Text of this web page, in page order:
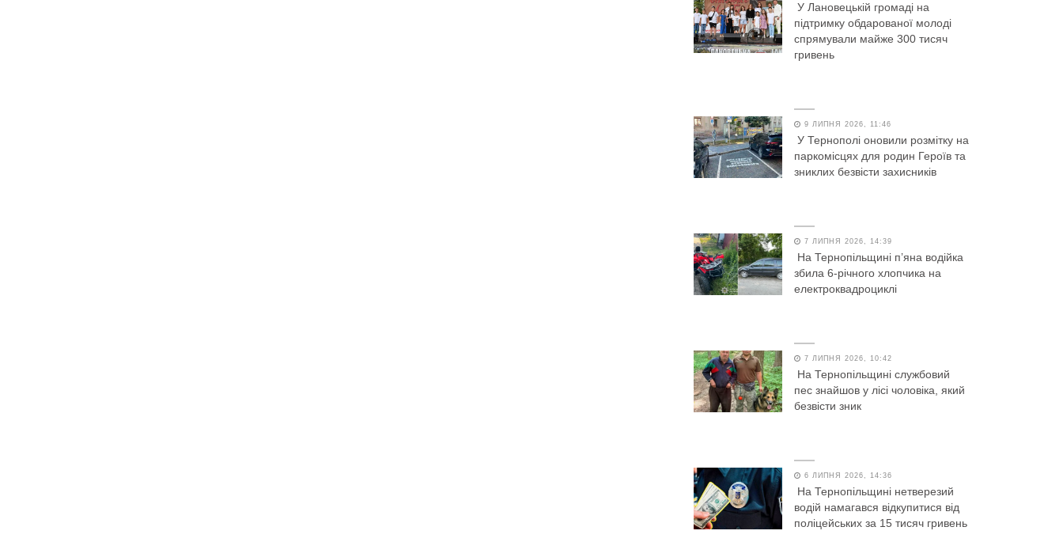
У Лановецькій громаді на
підтримку обдарованої молоді
спрямували майже 300 тисяч
гривень
9 ЛИПНЯ 2026, 11:46
У Тернополі оновили розмітку на
паркомісцях для родин Героїв та
зниклих безвісти захисників
7 ЛИПНЯ 2026, 14:39
На Тернопільщині п’яна водійка
збила 6-річного хлопчика на
електроквадроциклі
7 ЛИПНЯ 2026, 10:42
На Тернопільщині службовий
пес знайшов у лісі чоловіка, який
безвісти зник
6 ЛИПНЯ 2026, 14:36
На Тернопільщині нетверезий
водій намагався відкупитися від
поліцейських за 15 тисяч гривень